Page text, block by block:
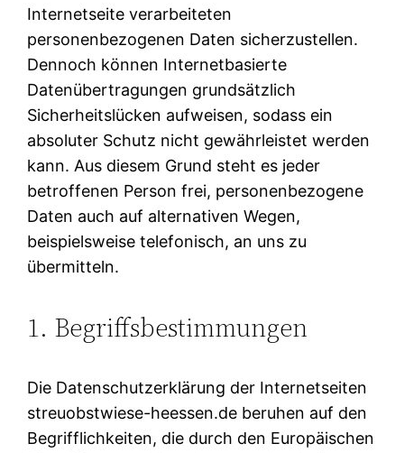
Internetseite verarbeiteten
personenbezogenen Daten sicherzustellen.
Dennoch können Internetbasierte
Datenübertragungen grundsätzlich
Sicherheitslücken aufweisen, sodass ein
absoluter Schutz nicht gewährleistet werden
kann. Aus diesem Grund steht es jeder
betroffenen Person frei, personenbezogene
Daten auch auf alternativen Wegen,
beispielsweise telefonisch, an uns zu
übermitteln.
1. Begriffsbestimmungen
Die Datenschutzerklärung der Internetseiten
streuobstwiese-heessen.de beruhen auf den
Begrifflichkeiten, die durch den Europäischen